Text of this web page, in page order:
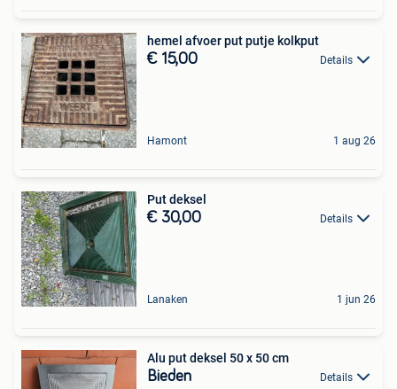
hemel afvoer put putje kolkput
€ 15,00 Details
Hamont 1 aug 26
Put deksel
€ 30,00 Details
Lanaken 1 jun 26
Alu put deksel 50 x 50 cm
Bieden Details